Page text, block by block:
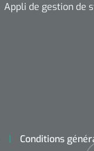
Appli de gestion de
Conditions